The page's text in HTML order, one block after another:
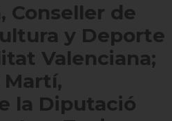
Conseller de
y Deporte
Valenciana;
Martí,
la Diputació